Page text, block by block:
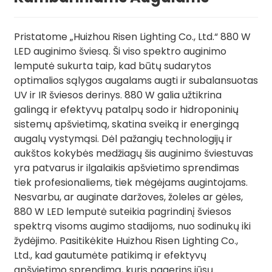
Pristatome „Huizhou Risen Lighting Co., Ltd.“ 880 W
LED auginimo šviesą. Ši viso spektro auginimo
lemputė sukurta taip, kad būtų sudarytos
optimalios sąlygos augalams augti ir subalansuotas
UV ir IR šviesos derinys. 880 W galia užtikrina
galingą ir efektyvų patalpų sodo ir hidroponinių
sistemų apšvietimą, skatina sveiką ir energingą
augalų vystymąsi. Dėl pažangių technologijų ir
aukštos kokybės medžiagų šis auginimo šviestuvas
yra patvarus ir ilgalaikis apšvietimo sprendimas
tiek profesionaliems, tiek mėgėjams augintojams.
Nesvarbu, ar auginate daržoves, žoleles ar gėles,
880 W LED lemputė suteikia pagrindinį šviesos
spektrą visoms augimo stadijoms, nuo sodinukų iki
žydėjimo. Pasitikėkite Huizhou Risen Lighting Co.,
Ltd., kad gautumėte patikimą ir efektyvų